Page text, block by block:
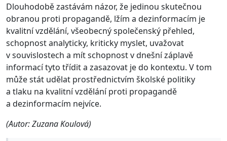
Dlouhodobě zastávám názor, že jedinou skutečnou
obranou proti propagandě, lžím a dezinformacím je
kvalitní vzdělání, všeobecný společenský přehled,
schopnost analyticky, kriticky myslet, uvažovat
v souvislostech a mít schopnost v dnešní záplavě
informací tyto třídit a zasazovat je do kontextu. V tom
může stát udělat prostřednictvím školské politiky
a tlaku na kvalitní vzdělání proti propagandě
a dezinformacím nejvíce.
(Autor: Zuzana Koulová)